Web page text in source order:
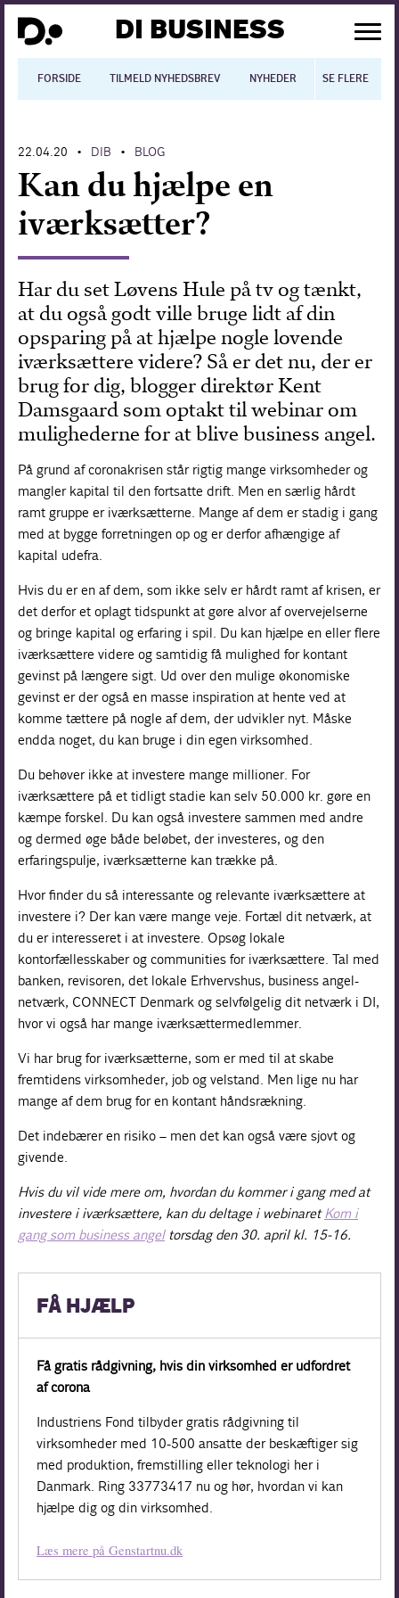
DI BUSINESS
FORSIDE TILMELD NYHEDSBREV NYHEDER BLOGS
SE FLERE
International økonomi
Arbejdsmiljø
Arbejdsmarkedet
Uddannelse
Europapolitik
Forskning
22.04.20 • DIB • BLOG
Kan du hjælpe en
iværksætter?
Har du set Løvens Hule på tv og tænkt,
at du også godt ville bruge lidt af din
opsparing på at hjælpe nogle lovende
iværksættere videre? Så er det nu, der er
brug for dig, blogger direktør Kent
Damsgaard som optakt til webinar om
mulighederne for at blive business angel.
På grund af coronakrisen står rigtig mange virksomheder og
mangler kapital til den fortsatte drift. Men en særlig hårdt
ramt gruppe er iværksætterne. Mange af dem er stadig i gang
med at bygge forretningen op og er derfor afhængige af
kapital udefra.
Hvis du er en af dem, som ikke selv er hårdt ramt af krisen, er
det derfor et oplagt tidspunkt at gøre alvor af overvejelserne
og bringe kapital og erfaring i spil. Du kan hjælpe en eller flere
iværksættere videre og samtidig få mulighed for kontant
gevinst på længere sigt. Ud over den mulige økonomiske
gevinst er der også en masse inspiration at hente ved at
komme tættere på nogle af dem, der udvikler nyt. Måske
endda noget, du kan bruge i din egen virksomhed.
Du behøver ikke at investere mange millioner. For
iværksættere på et tidligt stadie kan selv 50.000 kr. gøre en
kæmpe forskel. Du kan også investere sammen med andre
og dermed øge både beløbet, der investeres, og den
erfaringspulje, iværksætterne kan trække på.
Hvor finder du så interessante og relevante iværksættere at
investere i? Der kan være mange veje. Fortæl dit netværk, at
du er interesseret i at investere. Opsøg lokale
kontorfællesskaber og communities for iværksættere. Tal med
banken, revisoren, det lokale Erhvervshus, business angel-
netværk, CONNECT Denmark og selvfølgelig dit netværk i DI,
hvor vi også har mange iværksættermedlemmer.
Vi har brug for iværksætterne, som er med til at skabe
fremtidens virksomheder, job og velstand. Men lige nu har
mange af dem brug for en kontant håndsrækning.
Det indebærer en risiko – men det kan også være sjovt og
givende.
Hvis du vil vide mere om, hvordan du kommer i gang med at
investere i iværksættere, kan du deltage i webinaretKom i
gang som business angeltorsdag den 30. april kl. 15-16.
FÅ HJÆLP
Få gratis rådgivning, hvis din virksomhed er udfordret
af corona
Industriens Fond tilbyder gratis rådgivning til
virksomheder med 10-500 ansatte der beskæftiger sig
med produktion, fremstilling eller teknologi her i
Danmark. Ring 33773417 nu og hør, hvordan vi kan
hjælpe dig og din virksomhed.
Læs mere på Genstartnu.dk